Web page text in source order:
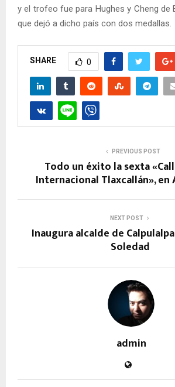
y el trofeo fue para Hughes y Cheng de
que dejó a dicho país con dos medallas.
SHARE 0
PREVIOUS POST
Todo un éxito la sexta
Internacional Tlaxcallán»,
NEXT POST
Inaugura alcalde de
Soledad
admin